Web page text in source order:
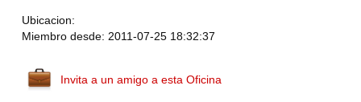
Ubicacion:
Miembro desde: 2011-07-25 18:32:37
Invita a un amigo a esta Oficina